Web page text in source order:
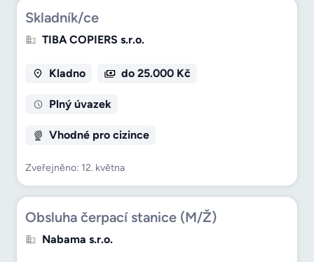
Skladník/ce
TIBA COPIERS s.r.o.
Kladno do 25.000 Kč
Plný úvazek
Vhodné pro cizince
Zveřejněno: 12. května
Obsluha čerpací stanice (M/Ž)
Nabama s.r.o.